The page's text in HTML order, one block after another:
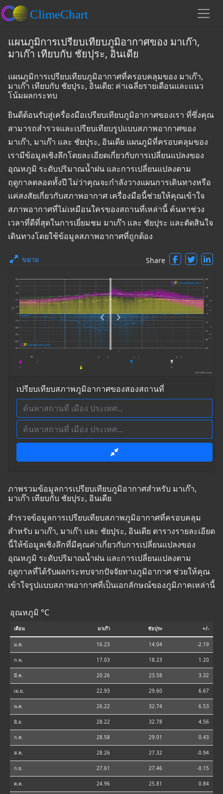
แผนภูมิการเปรียบเทียบภูมิอากาศของ มาเก๊า,
มาเก๊า เทียบกับ ชัยปุระ, อินเดีย
แผนภูมิการเปรียบเทียบภูมิอากาศที่ครอบคลุมของ มาเก๊า,
มาเก๊า เทียบกับ ชัยปุระ, อินเดีย: ค่าเฉลี่ยรายเดือนและแนว
โน้มผลกระทบ
ยินดีต้อนรับสู่เครื่องมือเปรียบเทียบภูมิอากาศของเรา ที่ซึ่งคุณ
สามารถสำรวจและเปรียบเทียบรูปแบบสภาพอากาศของ
มาเก๊า, มาเก๊า และ ชัยปุระ, อินเดีย แผนภูมิที่ครอบคลุมของ
เรามีข้อมูลเชิงลึกโดยละเอียดเกี่ยวกับการเปลี่ยนแปลงของ
อุณหภูมิ ระดับปริมาณน้ำฝน และการเปลี่ยนแปลงตาม
ฤดูกาลตลอดทั้งปี ไม่ว่าคุณจะกำลังวางแผนการเดินทางหรือ
แค่สงสัยเกี่ยวกับสภาพอากาศ เครื่องมือนี้ช่วยให้คุณเข้าใจ
สภาพอากาศที่ไม่เหมือนใครของสถานที่เหล่านี้ ค้นหาช่วง
เวลาที่ดีที่สุดในการเยี่ยมชม มาเก๊า และ ชัยปุระ และตัดสินใจ
เดินทางโดยใช้ข้อมูลสภาพอากาศที่ถูกต้อง
ขยาย Share
เปรียบเทียบสภาพภูมิอากาศของสองสถานที่
ภาพรวมข้อมูลการเปรียบเทียบภูมิอากาศสำหรับ มาเก๊า,
มาเก๊า เทียบกับ ชัยปุระ, อินเดีย
สำรวจข้อมูลการเปรียบเทียบสภาพภูมิอากาศที่ครอบคลุม
สำหรับ มาเก๊า, มาเก๊า และ ชัยปุระ, อินเดีย ตารางรายละเอียด
นี้ให้ข้อมูลเชิงลึกที่มีคุณค่าเกี่ยวกับการเปลี่ยนแปลงของ
อุณหภูมิ ระดับปริมาณน้ำฝน และการเปลี่ยนแปลงตาม
ฤดูกาลที่ได้รับผลกระทบจากปัจจัยทางภูมิอากาศ ช่วยให้คุณ
เข้าใจรูปแบบสภาพอากาศที่เป็นเอกลักษณ์ของภูมิภาคเหล่านี้
อุณหภูมิ °C
เดือน มาเก๊า ชัยปุระ +/-
ม.ค. 16.23 14.04 -2.19
ก.พ. 17.03 18.23 1.20
มี.ค. 20.26 23.58 3.32
เม.ย. 22.93 29.60 6.67
พ.ค. 26.22 32.74 6.53
มิ.ย. 28.22 32.78 4.56
ก.ค. 28.58 29.01 0.43
ส.ค. 28.26 27.32 -0.94
ก.ย. 27.61 27.46 -0.15
ต.ค. 24.96 25.81 0.84